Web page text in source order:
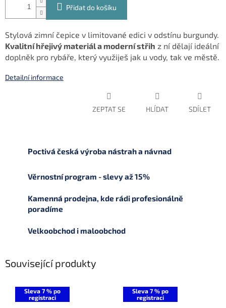
Přidat do košíku
Stylová zimní čepice v limitované edici v odstínu burgundy.
Kvalitní hřejivý materiál a moderní střih z ní dělají ideální
doplněk pro rybáře, který využiješ jak u vody, tak ve městě.
Detailní informace
ZEPTAT SE HLÍDAT SDÍLET
Poctivá česká výroba nástrah a návnad
Věrnostní program - slevy až 15%
Kamenná prodejna, kde rádi profesionálně
poradíme
Velkoobchod i maloobchod
Související produkty
Sleva 7 % po
registraci
Sleva 7 % po
registraci